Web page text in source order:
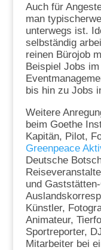
Auch für
man
unterwegs ist.
selbständig
reinen Bürojob
Beispiel Jobs
bis hin zu Jobs
Weitere
beim Goethe
Kapitän, Pilot,
Greenpeace
Deutsche
und
Künstler,
Animateur,
Sportreporter,
Mitarbeiter bei